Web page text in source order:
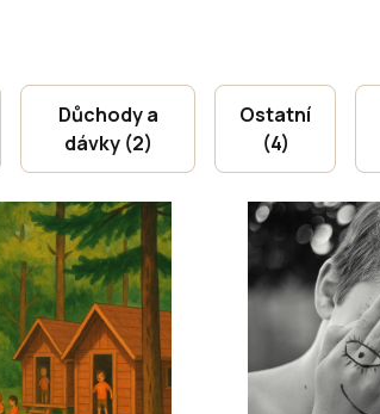
Důchody a
dávky (2)
Ostatní
(4)